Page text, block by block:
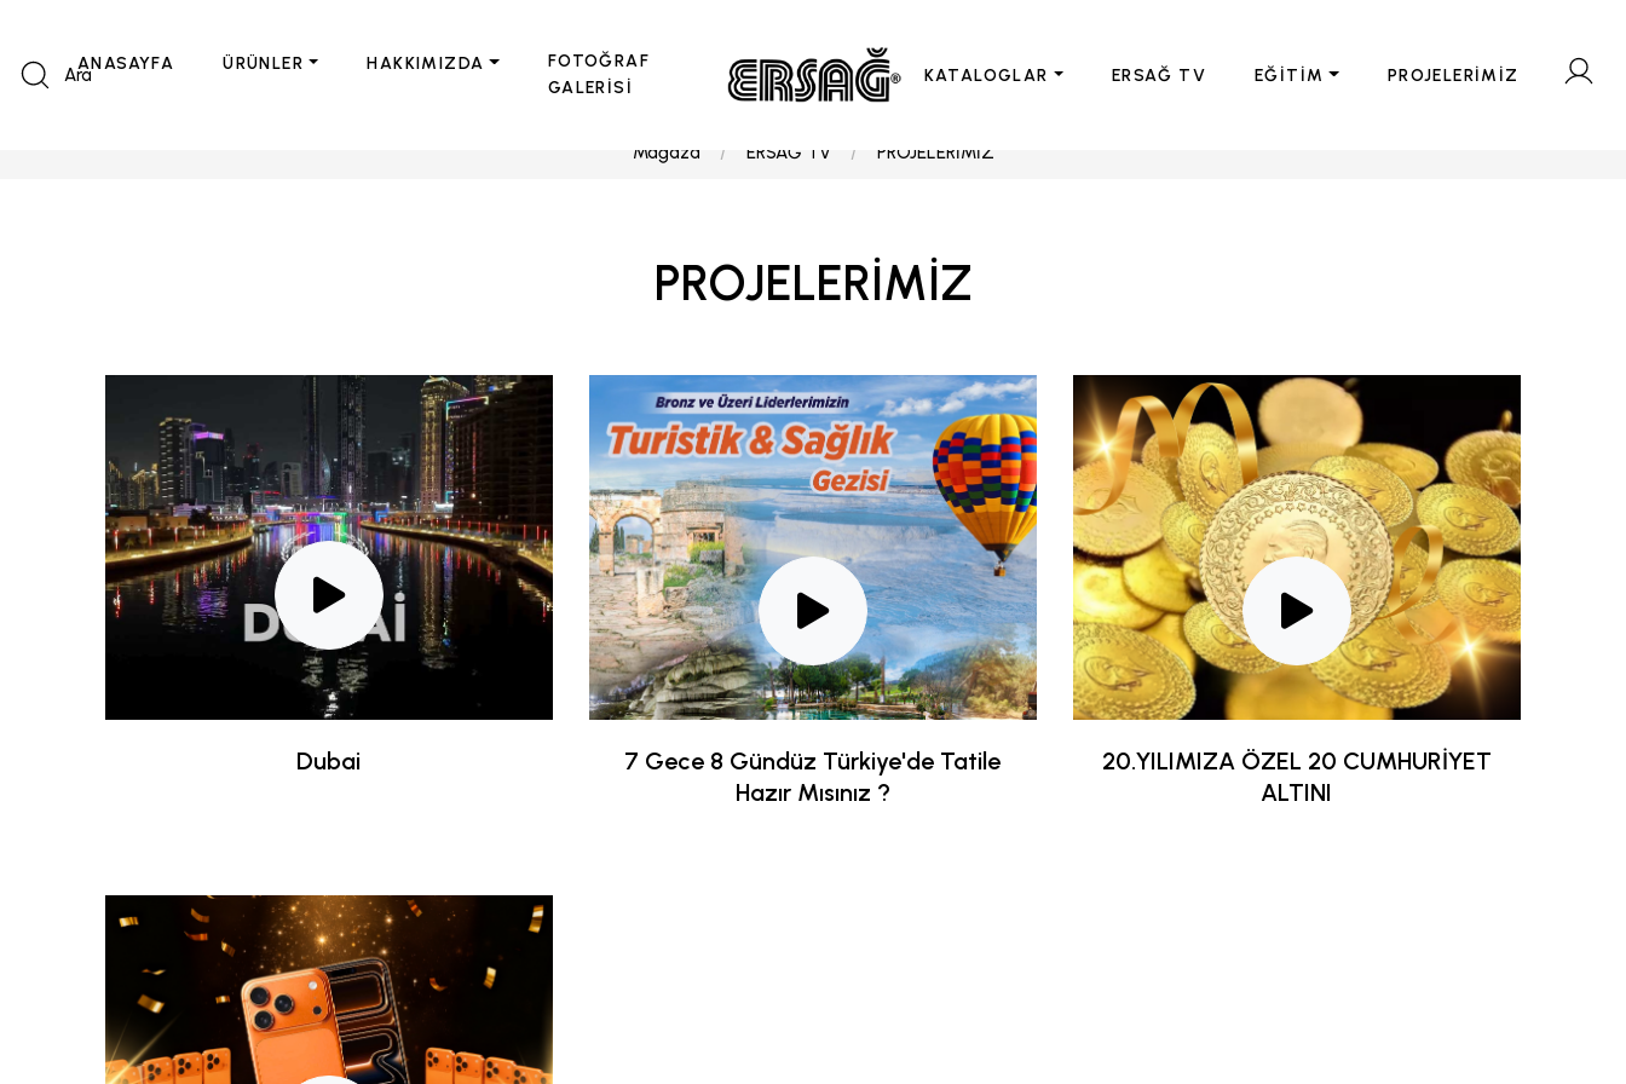
Ara
ANASAYFA ÜRÜNLER HAKKIMIZDA
FOTOĞRAF
GALERİSİ
KATALOGLAR ERSAĞ TV EĞİTİM PROJELERİMİZ
Mağaza ERSAĞ TV PROJELERİMİZ
PROJELERİMİZ
Dubai
7 Gece 8 Gündüz Türkiye'de Tatile
Hazır Mısınız ?
20.YILIMIZA ÖZEL 20 CUMHURİYET
ALTINI